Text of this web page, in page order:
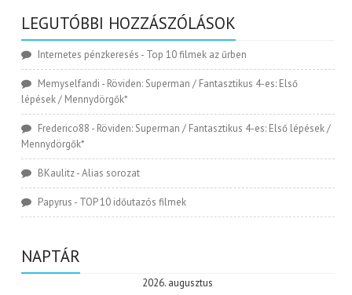
LEGUTÓBBI HOZZÁSZÓLÁSOK
Internetes pénzkeresés - Top 10 filmek az űrben
Memyselfandi - Röviden: Superman / Fantasztikus 4-es: Első
lépések / Mennydörgők*
Frederico88 - Röviden: Superman / Fantasztikus 4-es: Első lépések /
Mennydörgők*
BKaulitz-Alias sorozat
Papyrus - TOP 10 időutazós filmek
NAPTÁR
2026. augusztus